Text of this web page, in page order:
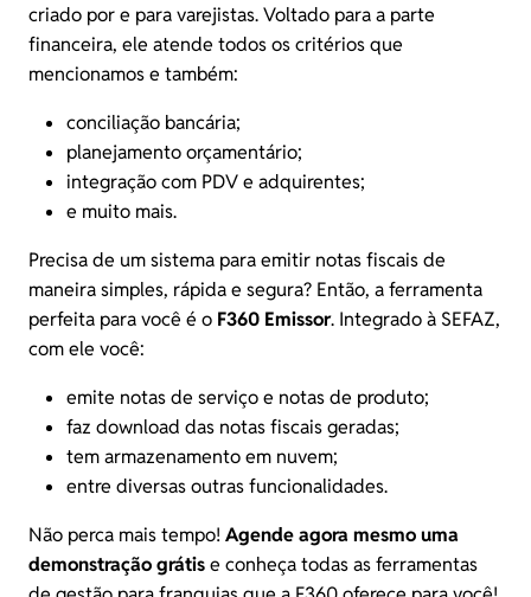
criado por e para varejistas. Voltado para a parte
financeira, ele atende todos os critérios que
mencionamos e também:
conciliação bancária;
planejamento orçamentário;
integração com PDV e adquirentes;
e muito mais.
Precisa de um sistema para emitir notas fiscais de
maneira simples, rápida e segura? Então, a ferramenta
perfeita para você é o F360 Emissor. Integrado à SEFAZ,
com ele você:
emite notas de serviço e notas de produto;
faz download das notas fiscais geradas;
tem armazenamento em nuvem;
entre diversas outras funcionalidades.
Não perca mais tempo!Agende agora mesmo uma
demonstração grátise conheça todas as ferramentas